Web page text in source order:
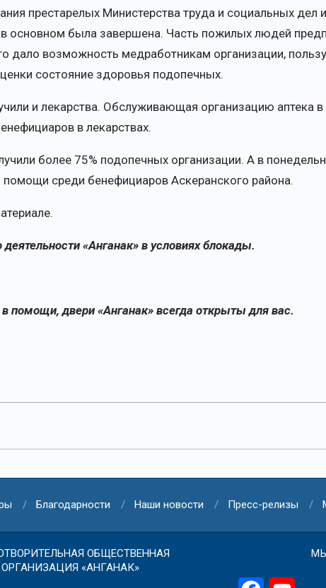
престарелых Министерства труда и социальных дел
в основном была завершена. Часть пожилых людей
дало возможность медработникам организации,
состояние здоровья подопечных.
и лекарства. Обслуживающая организацию аптека
в лекарствах.
более 75% подопечных организации. А в
помощи среди бенефициаров Аскеранского района.
деятельности«Анганак» в условиях блокады.
в помощи, двери «Анганак» всегда открыты для вас.
Благодарности Наши новости Пресс-релизы
ОБЩЕСТВЕННАЯ
ОРГАНИЗАЦИЯ «АНГАНАК»